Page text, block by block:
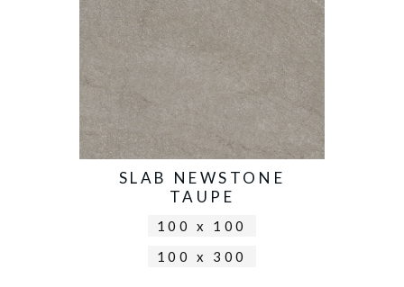
SLAB NEWSTONE
TAUPE
100 x 100
100 x 300